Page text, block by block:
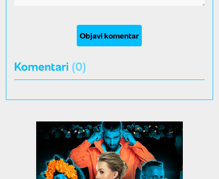
Objavi komentar
Komentari (0)